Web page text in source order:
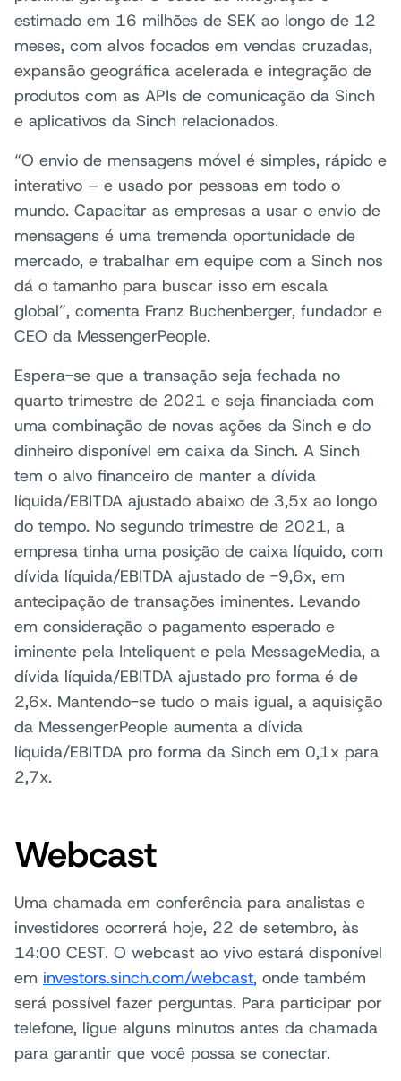
estimado em 16 milhões de SEK ao longo de 12
meses, com alvos focados em vendas cruzadas,
expansão geográfica acelerada e integração de
produtos com as APIs de comunicação da Sinch
e aplicativos da Sinch relacionados.
“O envio de mensagens móvel é simples, rápido e
interativo – e usado por pessoas em todo o
mundo. Capacitar as empresas a usar o envio de
mensagens é uma tremenda oportunidade de
mercado, e trabalhar em equipe com a Sinch nos
dá o tamanho para buscar isso em escala
global”, comenta Franz Buchenberger, fundador e
CEO da MessengerPeople.
Espera-se que a transação seja fechada no
quarto trimestre de 2021 e seja financiada com
uma combinação de novas ações da Sinch e do
dinheiro disponível em caixa da Sinch. A Sinch
tem o alvo financeiro de manter a dívida
líquida/EBITDA ajustado abaixo de 3,5x ao longo
do tempo. No segundo trimestre de 2021, a
empresa tinha uma posição de caixa líquido, com
dívida líquida/EBITDA ajustado de -9,6x, em
antecipação de transações iminentes. Levando
em consideração o pagamento esperado e
iminente pela Inteliquent e pela MessageMedia, a
dívida líquida/EBITDA ajustado pro forma é de
2,6x. Mantendo-se tudo o mais igual, a aquisição
da MessengerPeople aumenta a dívida
líquida/EBITDA pro forma da Sinch em 0,1x para
2,7x.
Webcast
Uma chamada em conferência para analistas e
investidores ocorrerá hoje, 22 de setembro, às
14:00 CEST. O webcast ao vivo estará disponível
em investors.sinch.com/webcast, onde também
será possível fazer perguntas. Para participar por
telefone, ligue alguns minutos antes da chamada
para garantir que você possa se conectar.